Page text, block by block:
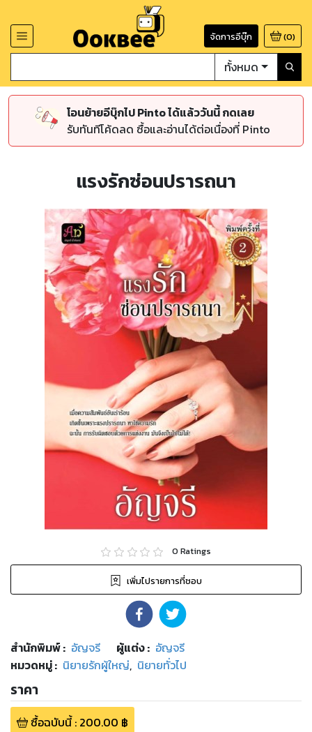
จัดการอีบุ๊ก (0)
ทั้งหมด
โอนย้ายอีบุ๊กไป Pinto ได้แล้ววันนี้ กดเลย
รับทันทีโค้ดลด ซื้อและอ่านได้ต่อเนื่องที่ Pinto
แรงรักซ่อนปรารถนา
0 Ratings
เพิ่มไปรายการที่ชอบ
สำนักพิมพ์: อัญจรี ผู้แต่ง : อัญจรี
หมวดหมู่: นิยายรักผู้ใหญ่, นิยายทั่วไป
ราคา
ซื้อฉบับนี้: 200.00 ฿